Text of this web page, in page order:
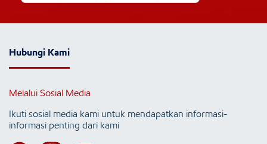
Hubungi Kami
Melalui Sosial Media
Ikuti sosial media kami untuk mendapatkan informasi-
informasi penting dari kami